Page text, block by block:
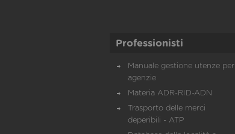
Professionisti
Manuale gestione utenze per
agenzie
Materia ADR-RID-ADN
Trasporto delle merci
deperibili - ATP